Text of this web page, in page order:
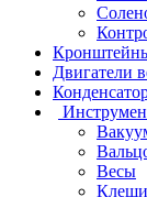
Двигатели
Весы